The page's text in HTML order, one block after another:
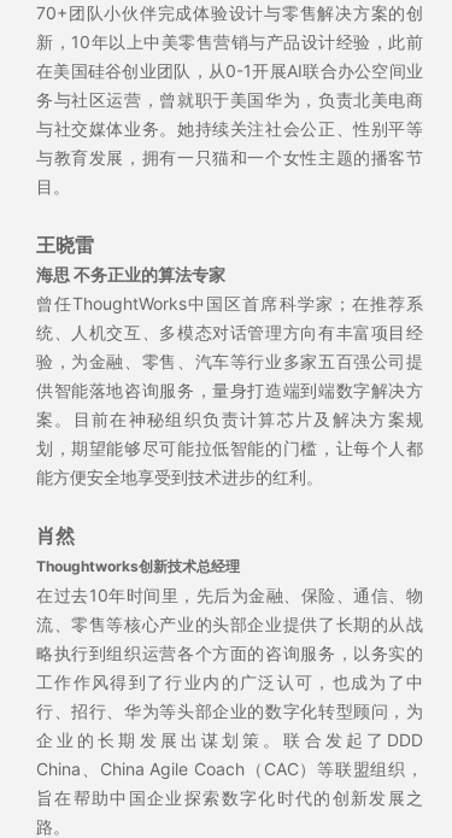
70+团队小伙伴完成体验设计与零售解决方案的创
新，10年以上中美零售营销与产品设计经验，此前
在美国硅谷创业团队，从0-1开展AI联合办公空间业
务与社区运营，曾就职于美国华为，负责北美电商
与社交媒体业务。她持续关注社会公正、性别平等
与教育发展，拥有一只猫和一个女性主题的播客节
目。
王晓雷
海思 不务正业的算法专家
曾任ThoughtWorks中国区首席科学家；在推荐系
统、人机交互、多模态对话管理方向有丰富项目经
验，为金融、零售、汽车等行业多家五百强公司提
供智能落地咨询服务，量身打造端到端数字解决方
案。目前在神秘组织负责计算芯片及解决方案规
划，期望能够尽可能拉低智能的门槛，让每个人都
能方便安全地享受到技术进步的红利。
肖然
Thoughtworks创新技术总经理
在过去10年时间里，先后为金融、保险、通信、物
流、零售等核心产业的头部企业提供了长期的从战
略执行到组织运营各个方面的咨询服务，以务实的
工作作风得到了行业内的广泛认可，也成为了中
行、招行、华为等头部企业的数字化转型顾问，为
企业的长期发展出谋划策。联合发起了DDD
China、China Agile Coach（CAC）等联盟组织，
旨在帮助中国企业探索数字化时代的创新发展之
路。